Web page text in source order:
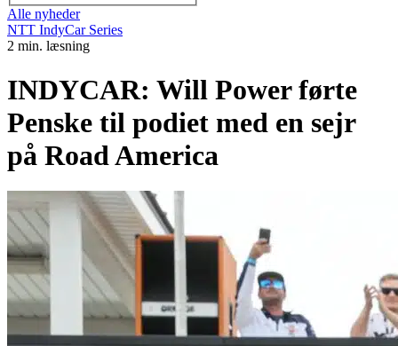
Alle nyheder
NTT IndyCar Series
2 min. læsning
INDYCAR: Will Power førte
Penske til podiet med en sejr
på Road America